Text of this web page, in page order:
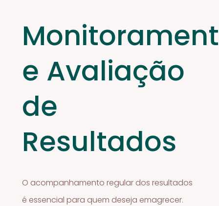
e Avaliação
de
Resultados
O acompanhamento regular dos resultados
é essencial para quem deseja emagrecer.